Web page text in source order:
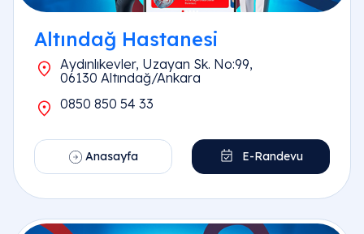
Altındağ Hastanesi
Aydınlıkevler, Uzayan Sk. No:99,
06130 Altındağ/Ankara
0850 850 54 33
Anasayfa E-Randevu